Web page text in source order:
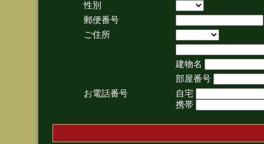
性別
郵便番号
ご住所
建物名
部屋番号
お電話番号
自宅
携帯